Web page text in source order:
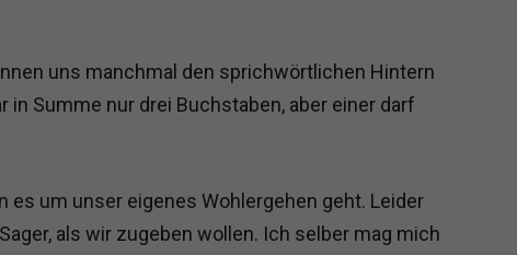
uns manchmal den sprichwörtlichen Hintern
Summe nur drei Buchstaben, aber einer darf
es um unser eigenes Wohlergehen geht. Leider
als wir zugeben wollen. Ich selber mag mich